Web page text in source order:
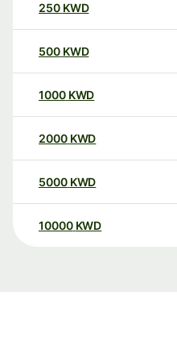
250 KWD
500 KWD
1000 KWD
2000 KWD
5000 KWD
10000 KWD